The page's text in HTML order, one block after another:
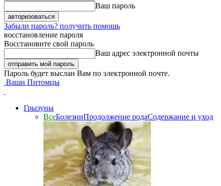
Ваш пароль
Забыли пароль? получить помощь
восстановление пароля
Восстановите свой пароль
Ваш адрес электронной почты
Пароль будет выслан Вам по электронной почте.
Ваши Питомцы
Грызуны
ВсеБолезниПродолжение родаСодержание и уход